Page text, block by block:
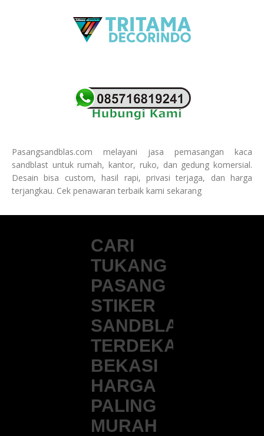
Pasangsandblas.com melayani jasa pemasangan kaca
sandblast untuk rumah, kantor, ruko, dan gedung komersial.
Desain bisa custom, hasil rapi, privasi terjaga, dan harga
terjangkau. Cek penawaran terbaik kami sekarang
CARI
TUKANG
PASANG
STIKER
SANDBLAST
TERDEKAT
BEKASI
HARGA
PALING
MURAH